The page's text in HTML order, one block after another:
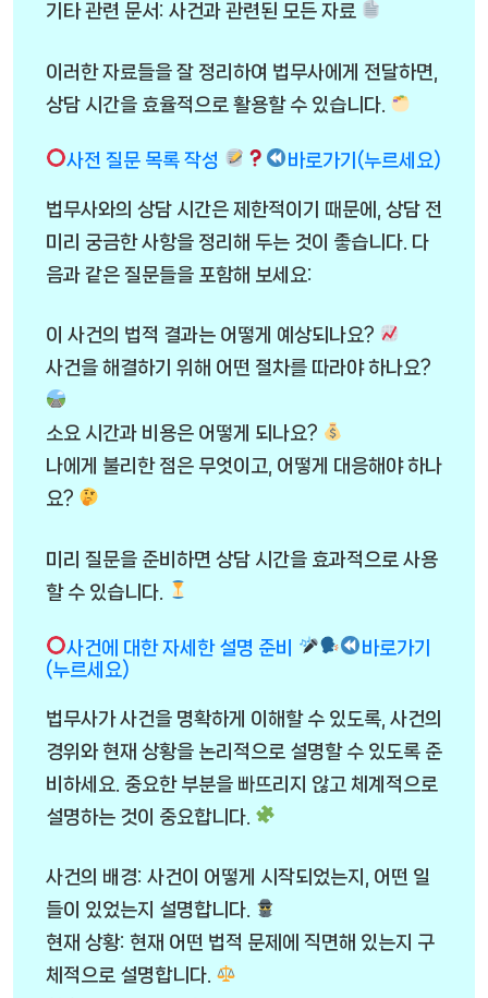
기타 관련 문서: 사건과 관련된 모든 자료
이러한 자료들을 잘 정리하여 법무사에게 전달하면,
상담 시간을 효율적으로 활용할 수 있습니다.
사전 질문 목록 작성 바로가기(누르세요)
법무사와의 상담 시간은 제한적이기 때문에, 상담 전
미리 궁금한 사항을 정리해 두는 것이 좋습니다. 다
음과 같은 질문들을 포함해 보세요:
이 사건의 법적 결과는 어떻게 예상되나요?
사건을 해결하기 위해 어떤 절차를 따라야 하나요?
소요 시간과 비용은 어떻게 되나요?
나에게 불리한 점은 무엇이고, 어떻게 대응해야 하나
요?
미리 질문을 준비하면 상담 시간을 효과적으로 사용
할 수 있습니다.
사건에 대한 자세한 설명 준비
바로가기
(누르세요)
법무사가 사건을 명확하게 이해할 수 있도록, 사건의
경위와 현재 상황을 논리적으로 설명할 수 있도록 준
비하세요. 중요한 부분을 빠뜨리지 않고 체계적으로
설명하는 것이 중요합니다.
사건의 배경: 사건이 어떻게 시작되었는지, 어떤 일
들이 있었는지 설명합니다.
현재 상황: 현재 어떤 법적 문제에 직면해 있는지 구
체적으로 설명합니다.